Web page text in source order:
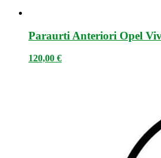
Paraurti Anteriori Opel
120,00 €